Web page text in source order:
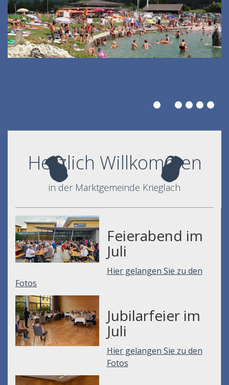
Herzlich Willkommen
in der Marktgemeinde Krieglach
Feierabend im
Juli
Hier gelangen Sie zu den
Fotos
Jubilarfeier im
Juli
Hier gelangen Sie zu den
Fotos